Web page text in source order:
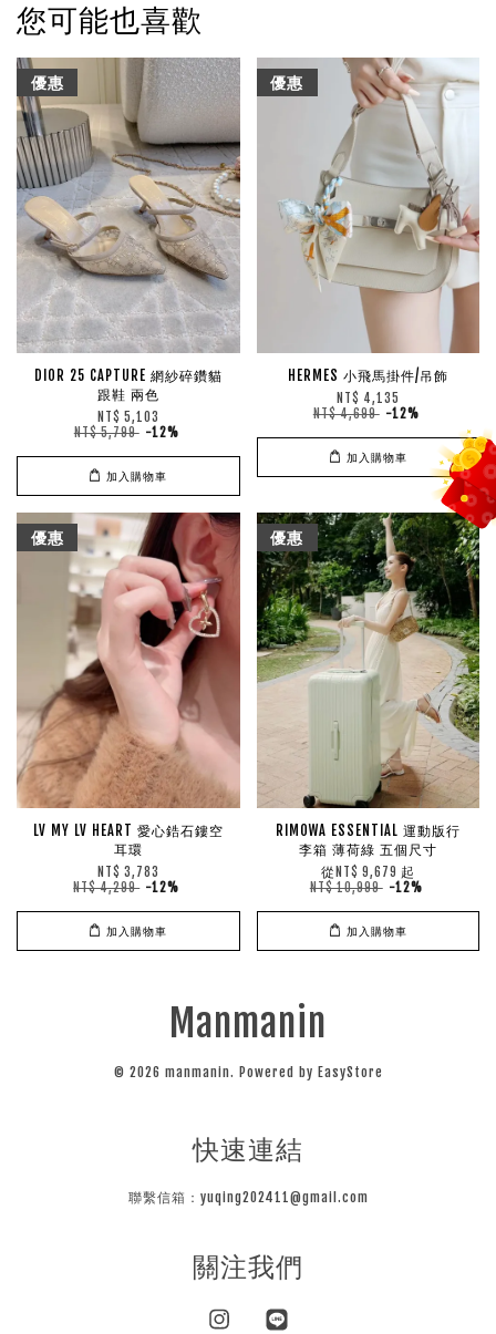
您可能也喜歡
優惠
DIOR 25 CAPTURE 網紗碎鑽貓
跟鞋 兩色
NT$ 5,103
NT$ 5,799 -12%
加入購物車
優惠
HERMES 小飛馬掛件/吊飾
NT$ 4,135
NT$ 4,699 -12%
加入購物車
優惠
LV MY LV HEART 愛心鋯石鏤空
耳環
NT$ 3,783
NT$ 4,299 -12%
加入購物車
優惠
RIMOWA ESSENTIAL 運動版行
李箱 薄荷綠 五個尺寸
從 NT$ 9,679 起
NT$ 10,999 -12%
加入購物車
Manmanin
© 2026 manmanin. Powered by EasyStore
快速連結
聯繫信箱：yuqing202411@gmail.com
關注我們
Instagram